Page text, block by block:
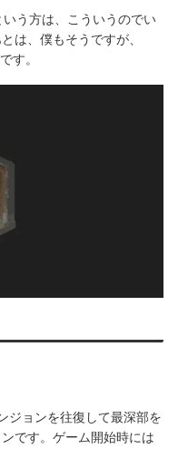
う方は、こういうのでい
は、僕もそうですが、
す。
ジョンを往復して最深部を
です。ゲーム開始時には